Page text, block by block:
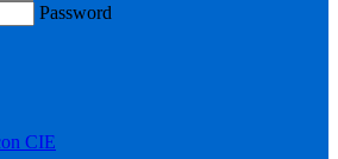
Password
CIE